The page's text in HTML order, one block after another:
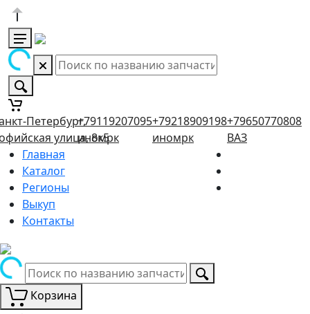
Петербург,
улица, 8к5
+79119207095
иномрк
+79218909198
иномрк
+79650770808
ВАЗ
Главная
Каталог
Регионы
Выкуп
Контакты
Корзина